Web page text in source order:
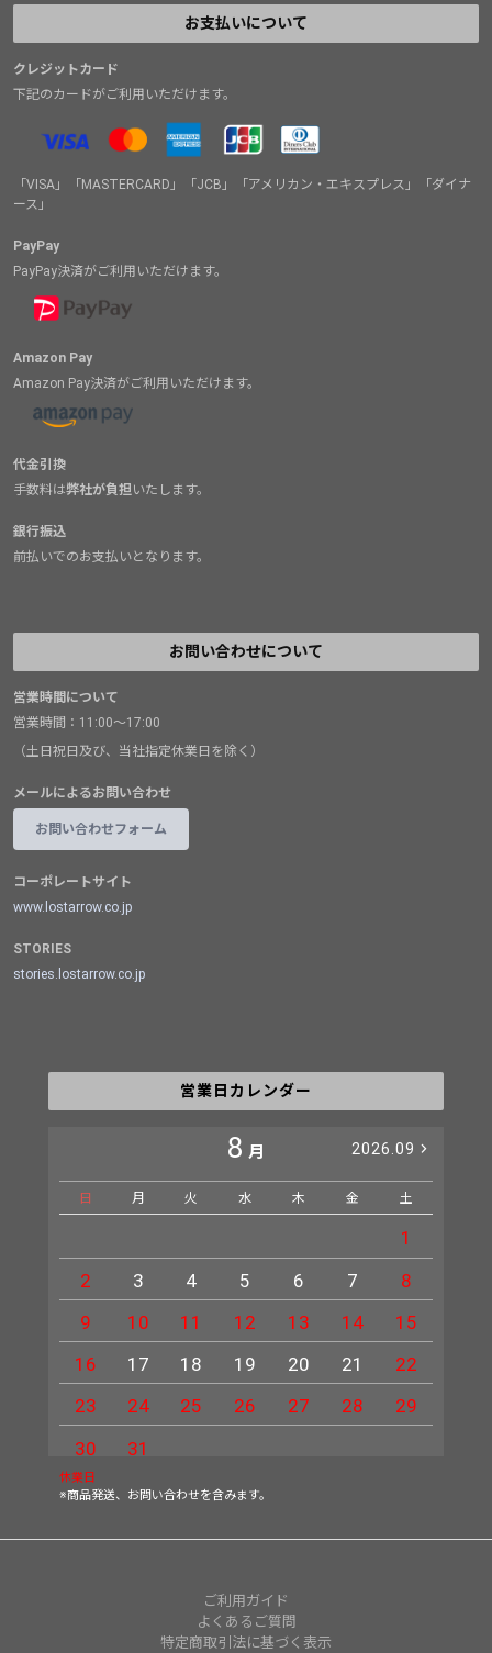
お支払いについて
クレジットカード
下記のカードがご利用いただけます。
「VISA」「MASTERCARD」「JCB」「アメリカン・エキスプレス」「ダイナ
ース」
PayPay
PayPay決済がご利用いただけます。
Amazon Pay
Amazon Pay決済がご利用いただけます。
代金引換
手数料は弊社が負担いたします。
銀行振込
前払いでのお支払いとなります。
お問い合わせについて
営業時間について
営業時間：11:00～17:00
（土日祝日及び、当社指定休業日を除く）
メールによるお問い合わせ
お問い合わせフォーム
コーポレートサイト
www.lostarrow.co.jp
STORIES
stories.lostarrow.co.jp
営業日カレンダー
8 月 2026.09
日 月 火 水 木 金 土
1
2
3 4 5 6 7
8
9
10 11 12 13 14
15
16
17 18 19 20 21
22
23
24 25 26 27 28
29
30
31
休業日
※商品発送、お問い合わせを含みます。
ご利用ガイド
よくあるご質問
特定商取引法に基づく表示